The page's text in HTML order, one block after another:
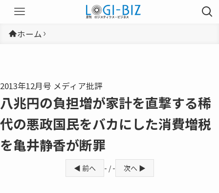
ホーム
2013年12月号 メディア批評
八兆円の負担増が家計を直撃する稀
代の悪政国民をバカにした消費増税
を亀井静香が断罪
◀ 前へ - / - 次へ ▶